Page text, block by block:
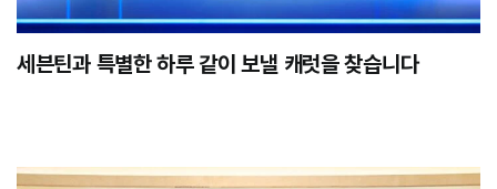
세븐틴과 특별한 하루 같이 보낼 캐럿을 찾습니다